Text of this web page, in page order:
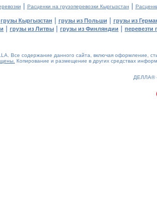
| Расценки на грузоперевозки Кыргызстан |
грузы Кыргызстан | грузы из Польши | грузы из
| грузы из Литвы | грузы из Финляндии | перевезти
Все содержание данного сайта, включая оформление,
Копирование и размещение в других средствах